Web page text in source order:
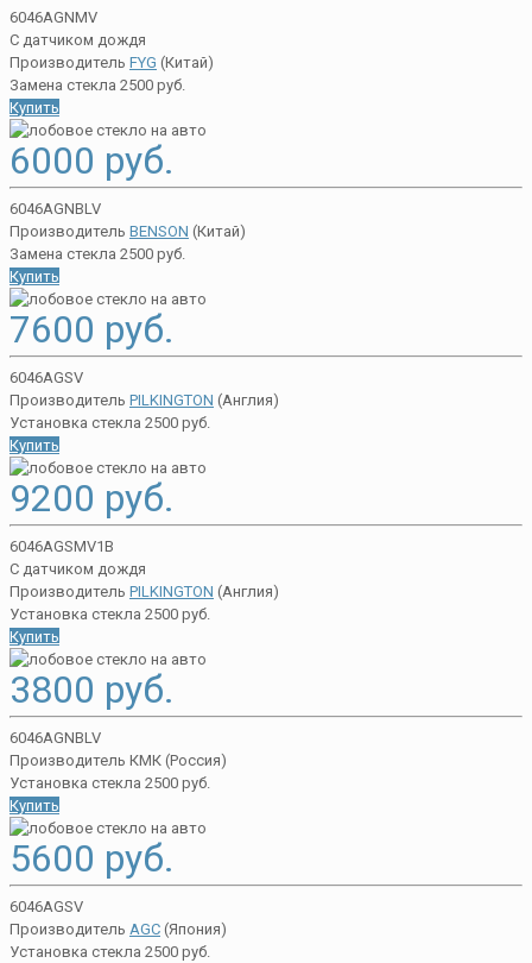
6046AGNMV
С датчиком дождя
Производитель FYG (Китай)
Замена стекла 2500 руб.
Купить
6000 руб.
6046AGNBLV
Производитель BENSON (Китай)
Замена стекла 2500 руб.
Купить
7600 руб.
6046AGSV
Производитель PILKINGTON (Англия)
Установка стекла 2500 руб.
Купить
9200 руб.
6046AGSMV1B
С датчиком дождя
Производитель PILKINGTON (Англия)
Установка стекла 2500 руб.
Купить
3800 руб.
6046AGNBLV
Производитель КМК (Россия)
Установка стекла 2500 руб.
Купить
5600 руб.
6046AGSV
Производитель AGC (Япония)
Установка стекла 2500 руб.